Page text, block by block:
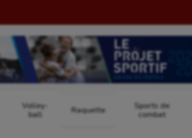
Volley-
ball
Raquette
Sports de
combat